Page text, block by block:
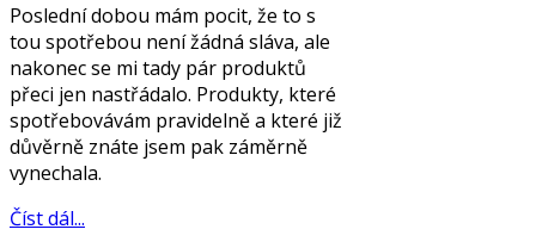
Poslední dobou mám pocit, že to s
tou spotřebou není žádná sláva, ale
nakonec se mi tady pár produktů
přeci jen nastřádalo. Produkty, které
spotřebovávám pravidelně a které již
důvěrně znáte jsem pak záměrně
vynechala.
Číst dál...